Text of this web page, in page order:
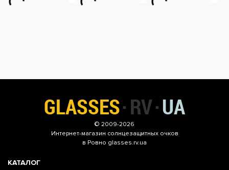
© 2009-2026
Интернет-магазин солнцезащитных очков
в Ровно glasses.rv.ua
КАТАЛОГ